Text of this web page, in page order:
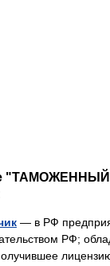
— в РФ
РФ;